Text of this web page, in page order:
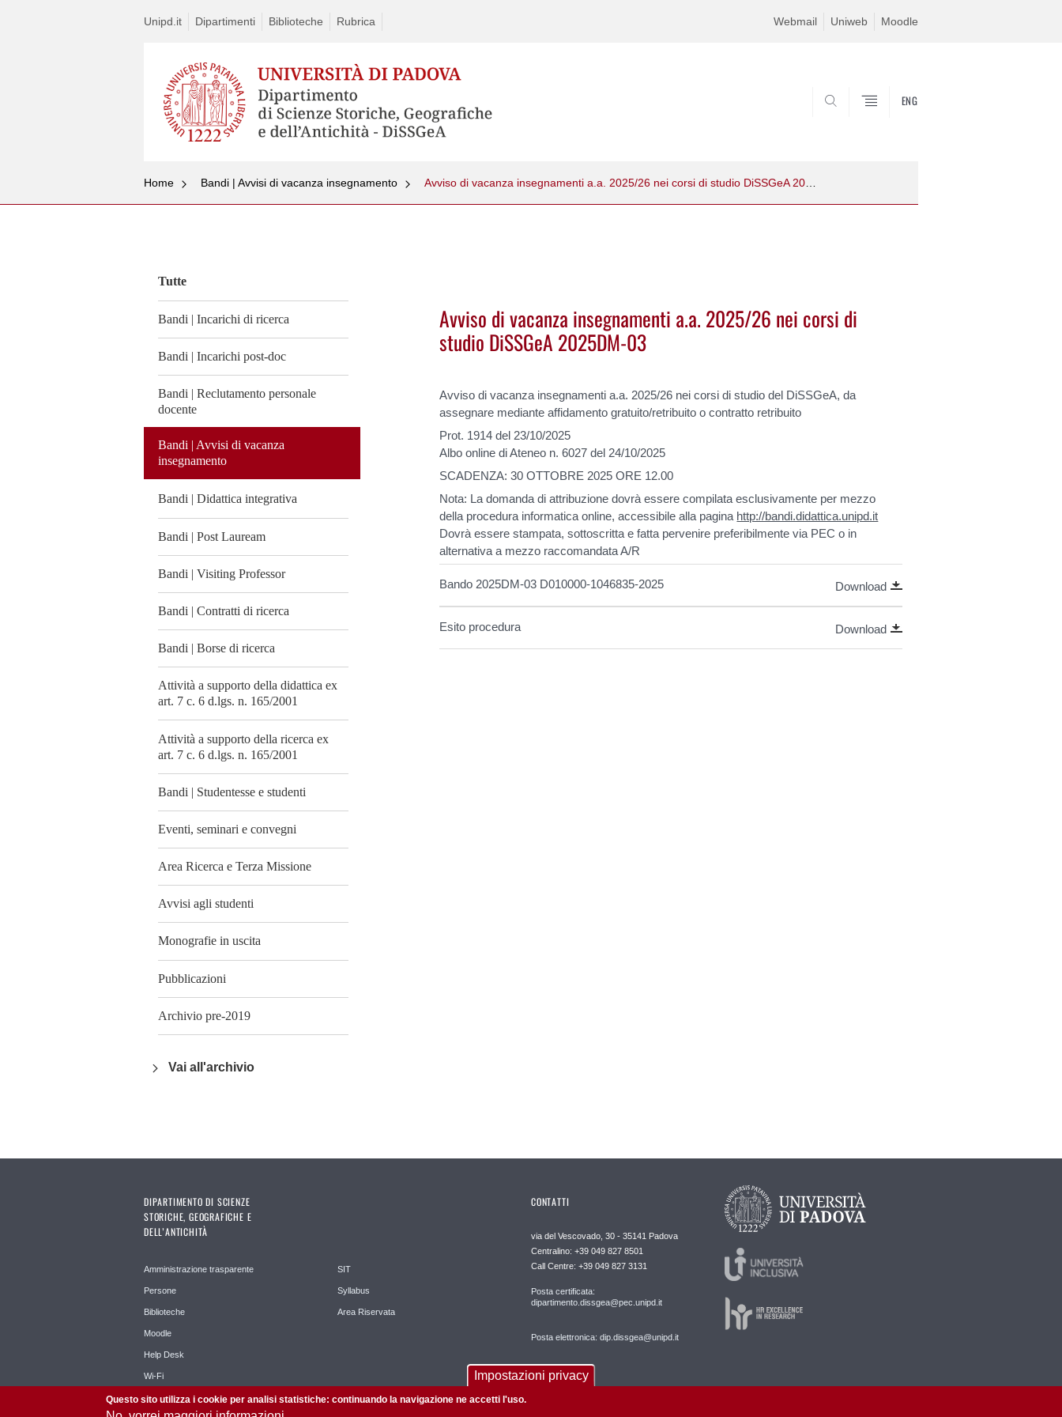
Unipd.it Dipartimenti Biblioteche Rubrica Webmail Uniweb Moodle
ENG
Home Bandi | Avvisi di vacanza insegnamento Avviso di vacanza insegnamenti a.a. 2025/26 nei corsi di studio DiSSGeA 2025DM-03
Tutte
Bandi | Incarichi di ricerca
Bandi | Incarichi post-doc
Bandi | Reclutamento personale
docente
Bandi | Avvisi di vacanza
insegnamento
Bandi | Didattica integrativa
Bandi | Post Lauream
Bandi | Visiting Professor
Bandi | Contratti di ricerca
Bandi | Borse di ricerca
Attività a supporto della didattica ex
art. 7 c. 6 d.lgs. n. 165/2001
Attività a supporto della ricerca ex
art. 7 c. 6 d.lgs. n. 165/2001
Bandi | Studentesse e studenti
Eventi, seminari e convegni
Area Ricerca e Terza Missione
Avvisi agli studenti
Monografie in uscita
Pubblicazioni
Archivio pre-2019
Vai all'archivio
Avviso di vacanza insegnamenti a.a. 2025/26 nei corsi di
studio DiSSGeA 2025DM-03
Avviso di vacanza insegnamenti a.a. 2025/26 nei corsi di studio del DiSSGeA, da
assegnare mediante affidamento gratuito/retribuito o contratto retribuito
Prot. 1914 del 23/10/2025
Albo online di Ateneo n. 6027 del 24/10/2025
SCADENZA: 30 OTTOBRE 2025 ORE 12.00
Nota: La domanda di attribuzione dovrà essere compilata esclusivamente per mezzo
della procedura informatica online, accessibile alla pagina http://bandi.didattica.unipd.it
Dovrà essere stampata, sottoscritta e fatta pervenire preferibilmente via PEC o in
alternativa a mezzo raccomandata A/R
Bando 2025DM-03 D010000-1046835-2025 Download
Esito procedura Download
DIPARTIMENTO DI SCIENZE
STORICHE, GEOGRAFICHE E
DELL’ANTICHITÀ
Amministrazione trasparente
Persone
Biblioteche
Moodle
Help Desk
Wi-Fi
SIT
Syllabus
Area Riservata
CONTATTI
via del Vescovado, 30 - 35141 Padova
Centralino: +39 049 827 8501
Call Centre: +39 049 827 3131
Posta certificata:
dipartimento.dissgea@pec.unipd.it
Posta elettronica: dip.dissgea@unipd.it
Impostazioni privacy
Questo sito utilizza i cookie per analisi statistiche: continuando la navigazione ne accetti l'uso.